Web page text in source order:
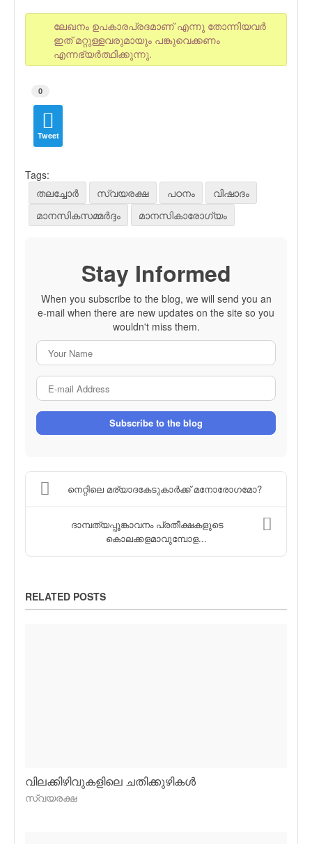
ലേഖനം ഉപകാരപ്രദമാണ് എന്നു തോന്നിയവര്‍
ഇത് മറ്റുള്ളവരുമായും പങ്കുവെക്കണം
എന്നഭ്യര്‍ത്ഥിക്കുന്നു.
0
Tweet
Tags:
തലച്ചോര്‍
സ്വയരക്ഷ പഠനം
വിഷാദം
മാനസികസമ്മര്‍ദ്ദം
മാനസികാരോഗ്യം
Stay Informed
When you subscribe to the blog, we will send you an
e-mail when there are new updates on the site so you
wouldn't miss them.
Subscribe to the blog
നെറ്റിലെ മര്യാദകേടുകാര്‍ക്ക് മനോരോഗമോ?
ദാമ്പത്യപ്പൂങ്കാവനം പ്രതീക്ഷകളുടെ
കൊലക്കളമാവുമ്പോള...
RELATED POSTS
വിലക്കിഴിവുകളിലെ ചതിക്കുഴികള്‍
സ്വയരക്ഷ